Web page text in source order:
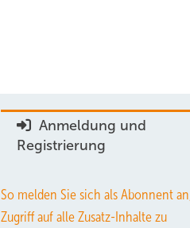
Anmeldung und
Registrierung
So melden Sie sich als Abonnent
Zugriff auf alle Zusatz-Inhalte zu